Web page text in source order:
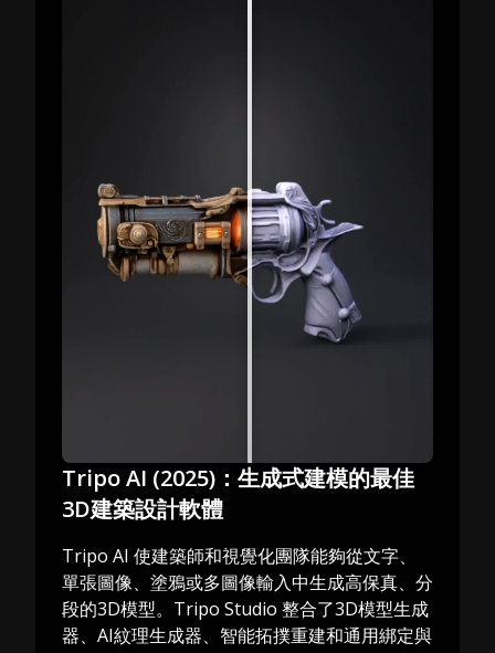
Tripo AI (2025)：生成式建模的最佳
3D建築設計軟體
Tripo AI 使建築師和視覺化團隊能夠從文字、
單張圖像、塗鴉或多圖像輸入中生成高保真、分
段的3D模型。Tripo Studio 整合了3D模型生成
器、AI紋理生成器、智能拓撲重建和通用綁定與